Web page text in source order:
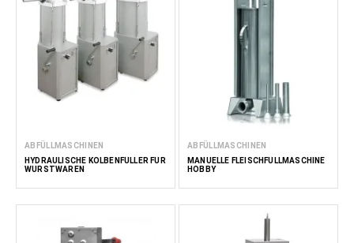
ABFÜLLMASCHINEN
HYDRAULISCHE KOLBENFÜLLER FÜR
WURSTWAREN
ABFÜLLMASCHINEN
MANUELLE FLEISCHFÜLLMASCHINE
HOBBY